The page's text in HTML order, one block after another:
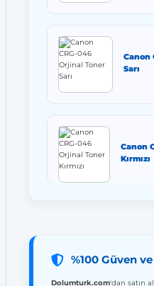
Canon
Sarı
Canon
Kırmızı
%100 Güven
Dolumturk.com'dan satın